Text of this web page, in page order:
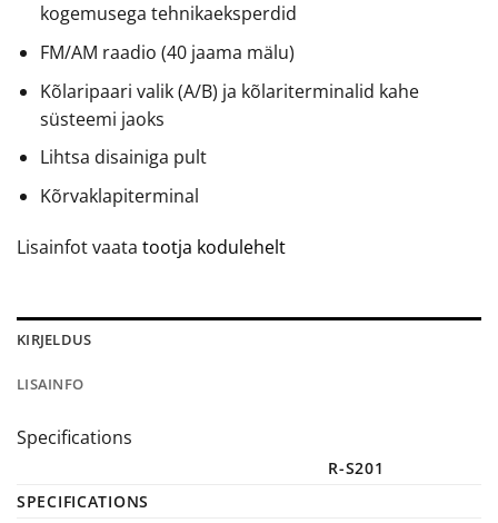
kogemusega tehnikaeksperdid
FM/AM raadio (40 jaama mälu)
Kõlaripaari valik (A/B) ja kõlariterminalid kahe
süsteemi jaoks
Lihtsa disainiga pult
Kõrvaklapiterminal
Lisainfot vaata tootja kodulehelt
KIRJELDUS
LISAINFO
Specifications
R-S201
SPECIFICATIONS